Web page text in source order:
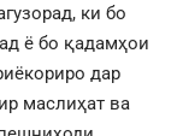
ки бо
ё бо қадамҳои
дар
маслиҳат ва